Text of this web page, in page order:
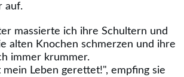
auf.
massierte ich ihre Schultern und
alten Knochen schmerzen und ihre
immer krummer.
mein Leben gerettet!", empfing sie